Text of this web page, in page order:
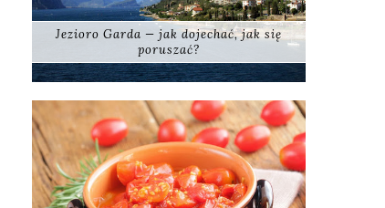
Jezioro Garda — jak dojechać, jak się
poruszać?